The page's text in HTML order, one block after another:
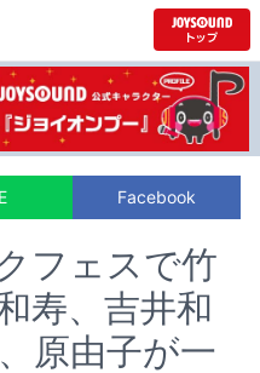
Facebook
フェスで竹
寿、吉井和
原由子が一